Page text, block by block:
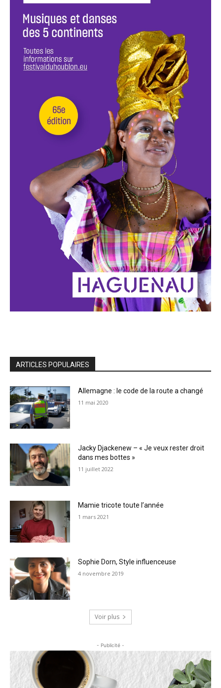
ARTICLES POPULAIRES
Allemagne : le code de la route a changé
11 mai 2020
Jacky Djackenew – « Je veux rester droit
dans mes bottes »
11 juillet 2022
Mamie tricote toute l’année
1 mars 2021
Sophie Dorn, Style influenceuse
4 novembre 2019
Voir plus
- Publicité -